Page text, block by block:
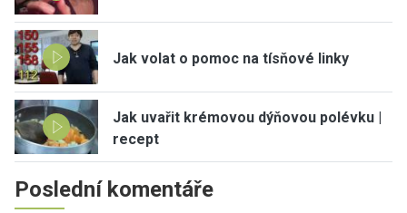
Jak volat o pomoc na tísňové linky
Jak uvařit krémovou dýňovou polévku |
recept
Poslední komentáře